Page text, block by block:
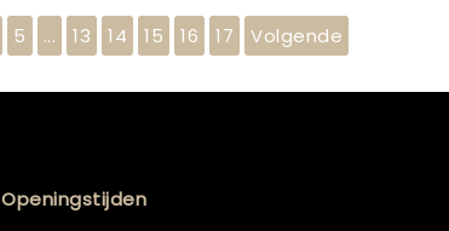
5 ... 13 14 15 16 17 Volgende
Openingstijden